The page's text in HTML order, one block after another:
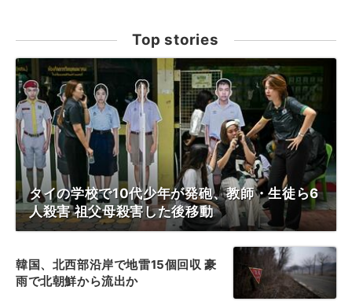
Top stories
タイの学校で10代少年が発砲、教師・生徒ら6
人殺害 祖父母殺害した後移動
韓国、北西部沿岸で地雷15個回収 豪
雨で北朝鮮から流出か